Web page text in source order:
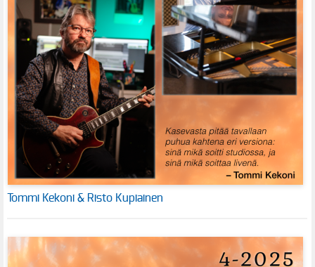
Tommi Kekoni & Risto Kupiainen